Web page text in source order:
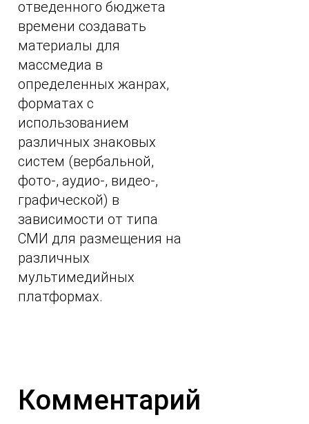
отведенного бюджета
времени создавать
материалы для
массмедиа в
определенных жанрах,
форматах с
использованием
различных знаковых
систем (вербальной,
фото-, аудио-, видео-,
графической) в
зависимости от типа
СМИ для размещения на
различных
мультимедийных
платформах.
Комментарий